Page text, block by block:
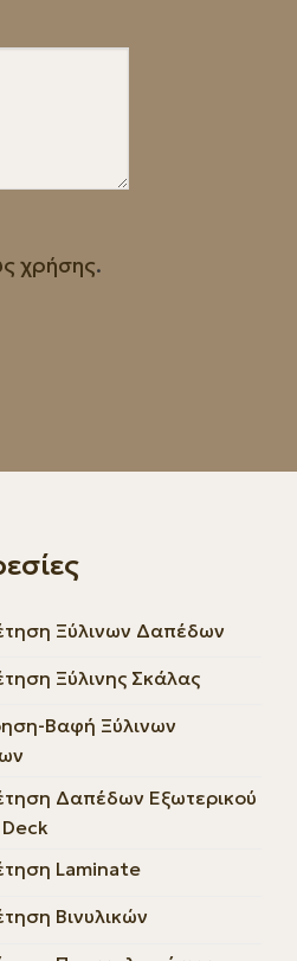
χρήσης.
Ξύλινων Δαπέδων
Ξύλινης Σκάλας
Βαφή Ξύλινων
Δαπέδων Εξωτερικού
Laminate
Βινυλικών